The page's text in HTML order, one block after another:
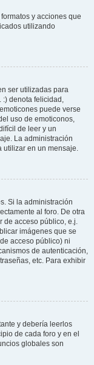
y acciones que
utilizando
ser utilizadas para
:) denota felicidad,
puede verse
uso de emoticonos,
de leer y un
La administración
utilizar en un mensaje.
Si la administración
al foro. De otra
de acceso público, e.j.
imágenes que se
acceso público) ni
de autenticación,
etc. Para exhibir
y debería leerlos
de cada foro y en el
globales son